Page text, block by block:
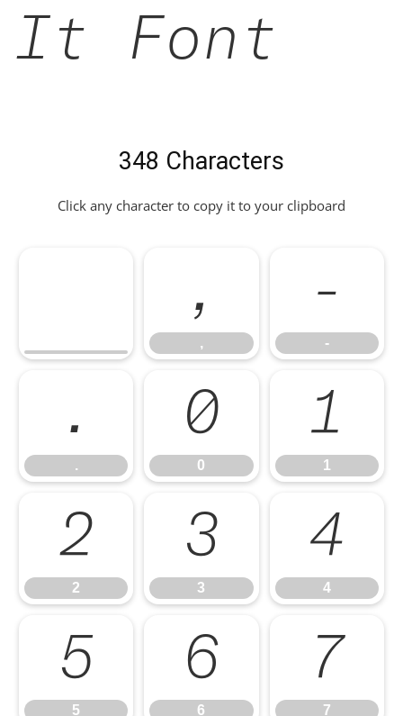
It Font
348 Characters
Click any character to copy it to your clipboard
,
,
-
-
.
.
0
0
1
1
2
2
3
3
4
4
5
5
6
6
7
7